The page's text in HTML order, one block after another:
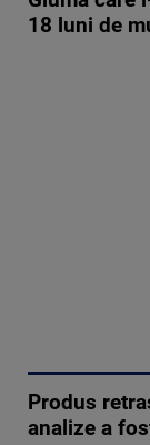
18 luni de
Produs
analize a